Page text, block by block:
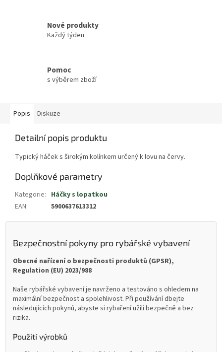
Nové produkty
Každý týden
Pomoc
s výběrem zboží
Popis Diskuze
Detailní popis produktu
Typický háček s širokým kolínkem určený k lovu na červy.
Doplňkové parametry
Kategorie: Háčky s lopatkou
EAN: 5900637613312
Bezpečnostní pokyny pro rybářské vybavení
Obecné nařízení o bezpečnosti produktů (GPSR),
Regulation (EU) 2023/988
Naše rybářské vybavení je navrženo a testováno s ohledem na
maximální bezpečnost a spolehlivost. Při používání dbejte
následujících pokynů, abyste si rybaření užili bezpečně a bez
rizika.
Použití výrobků